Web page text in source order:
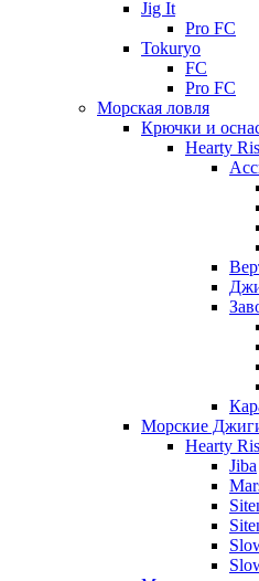
Jig It
Pro FC
Tokuryo
FC
Pro FC
Морская ловля
Крючки и
Hearty
Морские
Hearty
Jiba